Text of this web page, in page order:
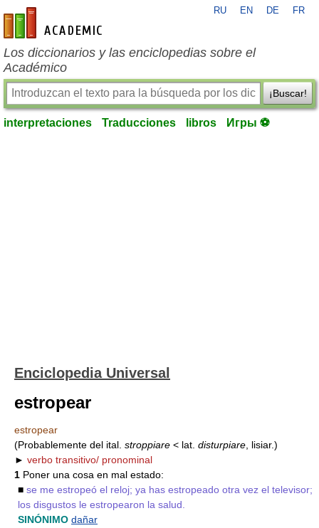
es-academic.com
RU EN DE FR
Los diccionarios y las enciclopedias sobre el
Académico
¡Buscar!
interpretaciones Traducciones libros Игры ⚽
Enciclopedia Universal
estropear
estropear
(Probablemente del ital. stroppiare < lat. disturpiare , lisiar.)
► verbo transitivo/ pronominal
1 Poner una cosa en mal estado:
■ se me estropeó el reloj; ya has estropeado otra vez el televisor;
los disgustos le estropearon la salud.
SINÓNIMO dañar